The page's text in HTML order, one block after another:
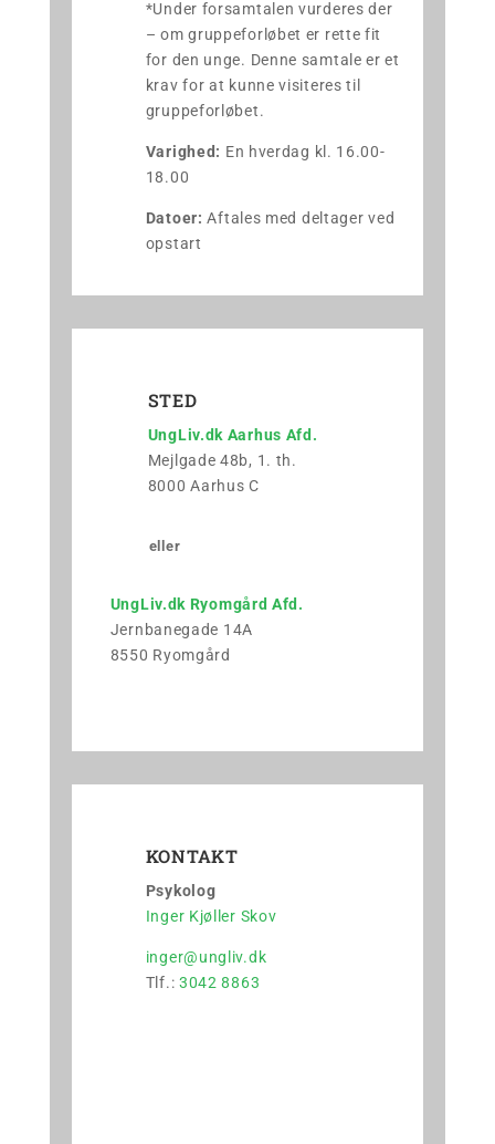
*Under forsamtalen vurderes der
– om gruppeforløbet er rette fit
for den unge. Denne samtale er et
krav for at kunne visiteres til
gruppeforløbet.
Varighed: En hverdag kl. 16.00-
18.00
Datoer: Aftales med deltager ved
opstart
STED
UngLiv.dk Aarhus Afd.
Mejlgade 48b, 1. th.
8000 Aarhus C
eller
UngLiv.dk Ryomgård Afd.
Jernbanegade 14A
8550 Ryomgård
KONTAKT
Psykolog
Inger Kjøller Skov
inger@ungliv.dk
Tlf.: 3042 8863